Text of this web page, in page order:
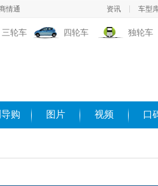
资讯 车型
情通
三轮车 四轮车 独轮车
购 图片 视频 口